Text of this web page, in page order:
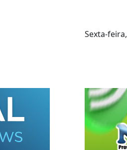
Sexta-feira,